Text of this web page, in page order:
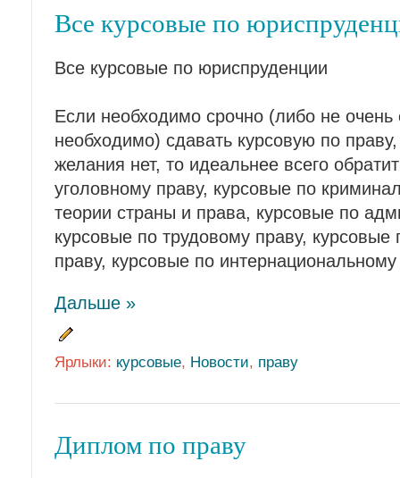
Все курсовые по
Все курсовые по юриспруденции
Если необходимо срочно (либо не очень
необходимо) сдавать курсовую по
желания нет, то идеальнее всего
уголовному праву, курсовые по
теории страны и права, курсовые по
курсовые по трудовому праву, курсовые
праву, курсовые по интернациональному
Дальше »
Ярлыки: курсовые, Новости, праву
Диплом по праву